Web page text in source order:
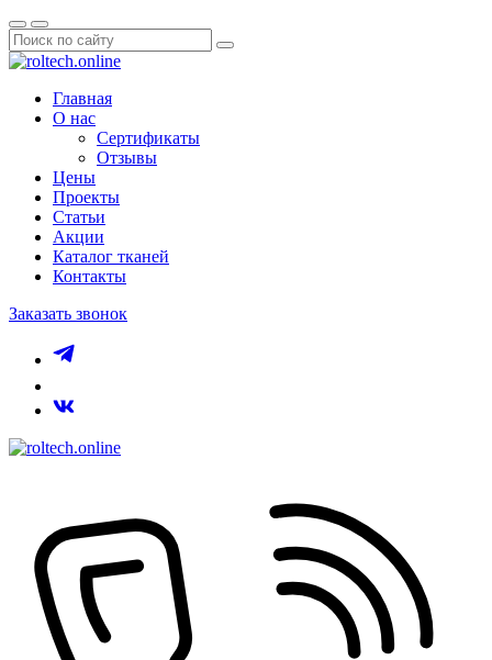
Главная
О нас
Сертификаты
Отзывы
Цены
Проекты
Статьи
Акции
Каталог тканей
Контакты
Заказать звонок